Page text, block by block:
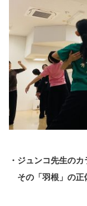
・ジュンコ先生の
その「羽根」の正